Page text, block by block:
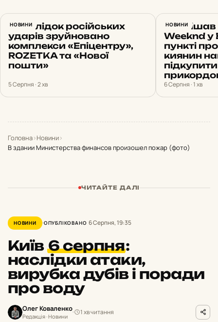
НОВИНИ
Внаслідок російських
ударів зруйновано
комплекси «Епіцентру»,
ROZETKA та «Нової
пошти»
5 Серпня · 2 хв
НОВИНИ
Поспішав
Weeknd у
пункті
киянин
підкупити
6 Серпня · 1 хв
Головна›Новини›
В здании Министерства финансов произошел пожар (фото)
ЧИТАЙТЕ ДАЛІ
НОВИНИ ОПУБЛІКОВАНО 6 Серпня, 19:35
Київ6 серпня:
наслідки атаки,
вирубка дубів і поради
про воду
Олег Коваленко
Редакція · Новини
1 хв читання